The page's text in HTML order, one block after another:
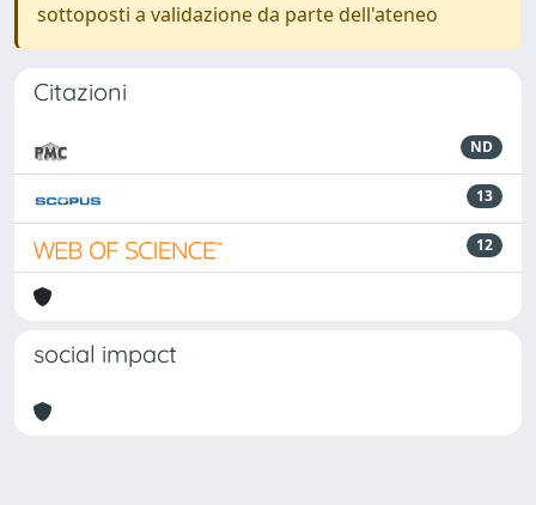
sottoposti a validazione da parte dell'ateneo
Citazioni
ND
13
12
social impact